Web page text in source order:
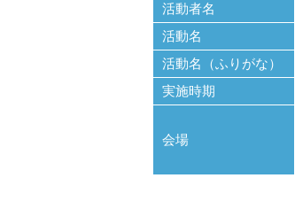
活動者名
活動名
活動名（ふりがな）
実施時期
会場